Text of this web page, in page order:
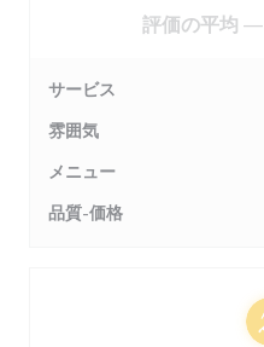
評価の平均 —
サービス
雰囲気
メニュー
品質-価格